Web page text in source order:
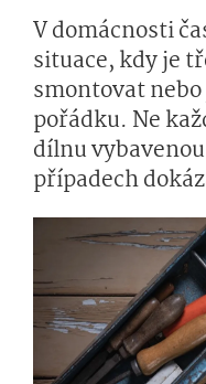
V domácnosti
situace, kdy je
smontovat
pořádku. Ne
dílnu
případech